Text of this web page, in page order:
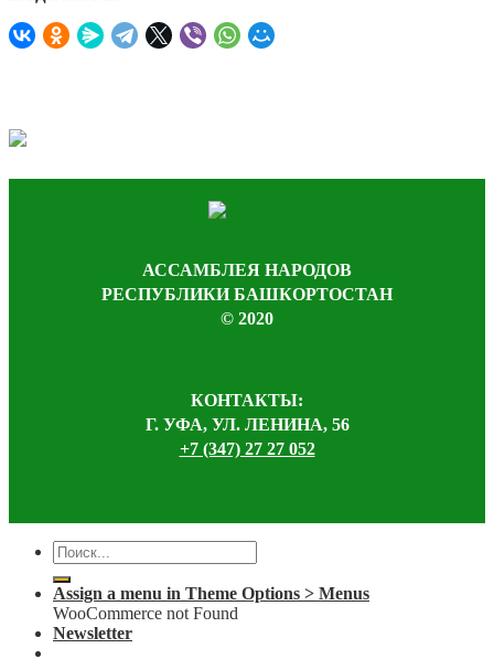
АССАМБЛЕЯ НАРОДОВ
РЕСПУБЛИКИ БАШКОРТОСТАН
© 2020
КОНТАКТЫ:
Г. УФА, УЛ. ЛЕНИНА, 56
+7 (347) 27 27 052
Assign a menu in Theme Options > Menus
WooCommerce not Found
Newsletter